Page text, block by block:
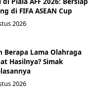
di FIFA ASEAN Cup
2026
Berapa Lama Olahraga
Hasilnya? Simak
2026